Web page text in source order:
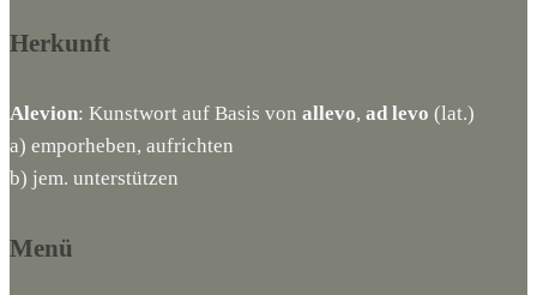
Herkunft
Alevion: Kunstwort auf Basis von allevo, ad levo (lat.)
a) emporheben, aufrichten
b) jem. unterstützen
Menü